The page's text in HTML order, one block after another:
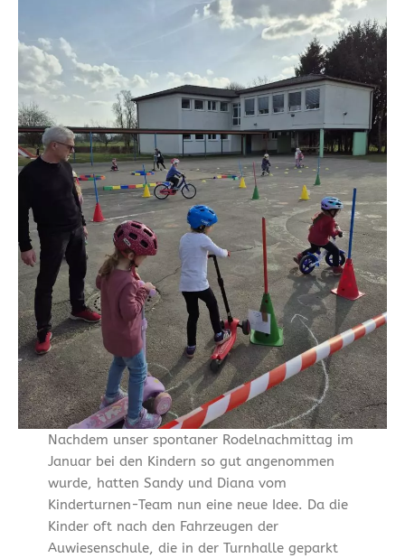
Nachdem unser spontaner Rodelnachmittag im
Januar bei den Kindern so gut angenommen
wurde, hatten Sandy und Diana vom
Kinderturnen-Team nun eine neue Idee. Da die
Kinder oft nach den Fahrzeugen der
Auwiesenschule, die in der Turnhalle geparkt